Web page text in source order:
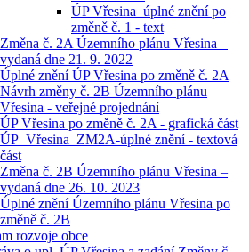
ÚP Vřesina_úplné znění po
změně č. 1 - text
Změna č. 2A Územního plánu Vřesina –
vydaná dne 21. 9. 2022
Úplné znění ÚP Vřesina po změně č. 2A
Návrh změny č. 2B Územního plánu
Vřesina - veřejné projednání
ÚP Vřesina po změně č. 2A - grafická část
ÚP_Vřesina_ZM2A-úplné znění - textová
část
Změna č. 2B Územního plánu Vřesina –
vydaná dne 26. 10. 2023
Úplné znění Územního plánu Vřesina po
změně č. 2B
rozvoje obce